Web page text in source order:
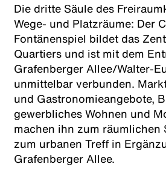
Die dritte Säule des
Wege- und Platzräume: Der
Fontänenspiel bildet das
Quartiers und ist mit dem
Grafenberger Allee/Walter-
unmittelbar verbunden.
und Gastronomieangebote,
gewerbliches Wohnen und
machen ihn zum räumlichen
zum urbanen Treff in
Grafenberger Allee.